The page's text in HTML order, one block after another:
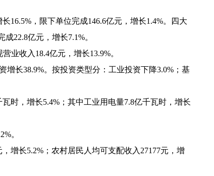
，限下单位完成146.6亿元，增长1.4%。四大
22.8亿元，增长7.1%。
收入18.4亿元，增长13.9%。
长38.9%。按投资类型分：工业投资下降3.0%；基
时，增长5.4%；其中工业用电量7.8亿千瓦时，增长
。
增长5.2%；农村居民人均可支配收入27177元，增